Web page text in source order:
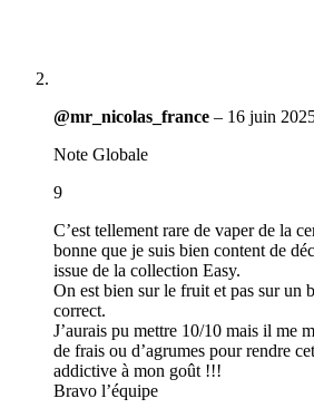
@mr_nicolas_france – 16 juin
Note Globale
9
C’est tellement rare de vaper de la
bonne que je suis bien content de
issue de la collection Easy.
On est bien sur le fruit et pas sur un
correct.
J’aurais pu mettre 10/10 mais il me
de frais ou d’agrumes pour rendre
addictive à mon goût !!!
Bravo l’équipe